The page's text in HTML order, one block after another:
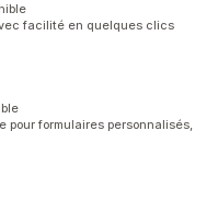
facilité en quelques clics
pour formulaires personnalisés,